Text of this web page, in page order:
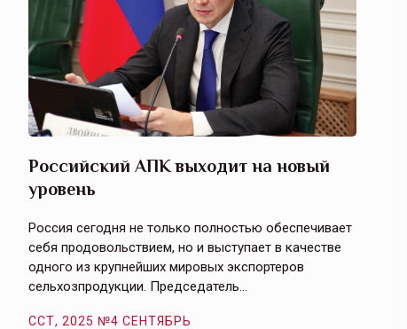
Российский АПК выходит на новый
уровень
Россия сегодня не только полностью обеспечивает
себя продовольствием, но и выступает в качестве
одного из крупнейших мировых экспортеров
сельхозпродукции. Председатель…
ССТ, 2025 №4 СЕНТЯБРЬ